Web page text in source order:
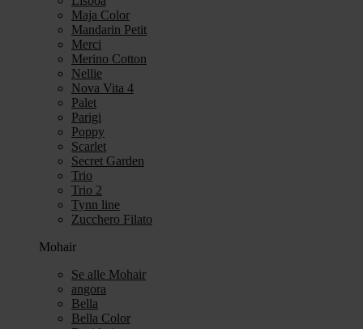
Maja Color
Mandarin Petit
Merci
Merino Cotton
Nellie
Nova Vita 4
Palet
Parigi
Poppy
Scarlet
Secret Garden
Trio
Trio 2
Tynn line
Zucchero Filato
Mohair
Se alle Mohair
angora
Bella
Bella Color